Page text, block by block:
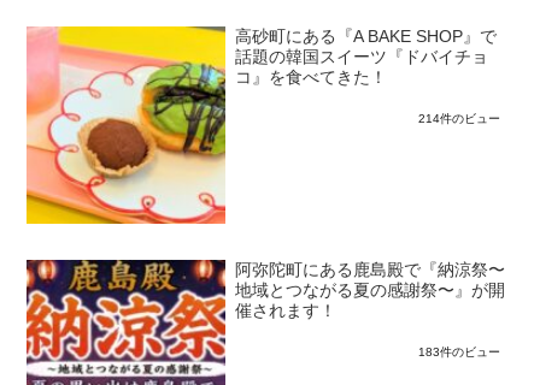
高砂町にある『A BAKE SHOP』で
話題の韓国スイーツ『ドバイチョ
コ』を食べてきた！
214件のビュー
阿弥陀町にある鹿島殿で『納涼祭〜
地域とつながる夏の感謝祭〜』が開
催されます！
183件のビュー